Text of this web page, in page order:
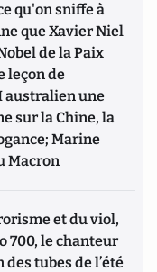
qu'on sniffe à
que Xavier Niel
de la Paix
leçon de
australien une
sur la Chine, la
Marine
Macron
et du viol,
700, le chanteur
des tubes de l’été